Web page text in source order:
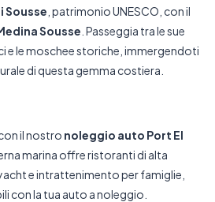
Sousse , patrimonio UNESCO, con il
Sousse . Passeggia tra le sue
e le moschee storiche, immergendoti
di questa gemma costiera.
il nostro noleggio auto Port El
marina offre ristoranti di alta
e intrattenimento per famiglie,
con la tua auto a noleggio.